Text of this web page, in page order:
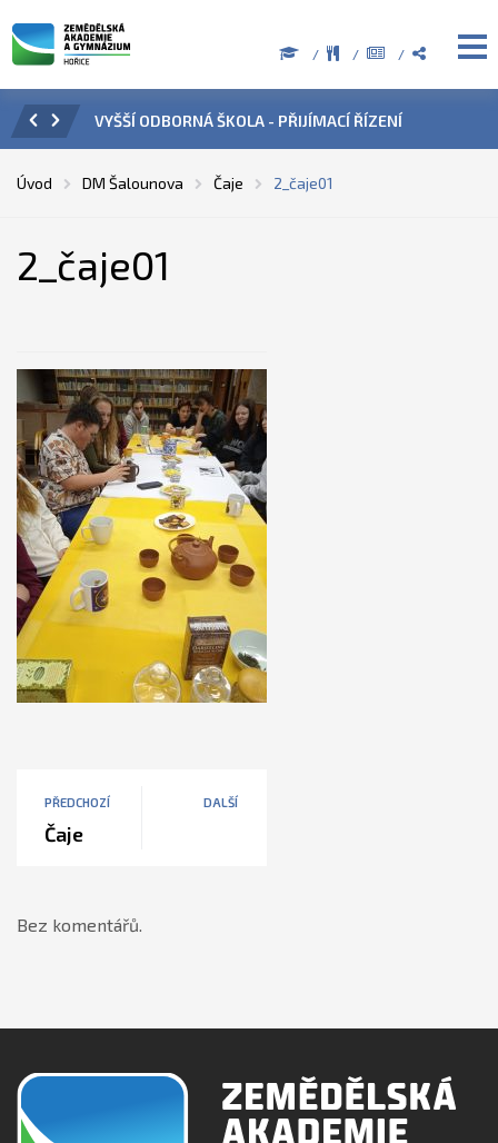
- PŘIJÍMACÍ ŘÍZENÍ ÚŘEDNÍ HODINY V OBDOBÍ
Úvod DM Šalounova Čaje 2_­čaje01
2_­čaje01
PŘEDCHOZÍ
Čaje
DALŠÍ
Bez komentářů.